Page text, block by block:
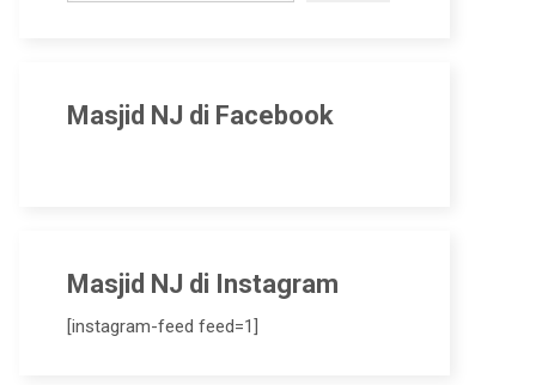
Masjid NJ di Facebook
Masjid NJ di Instagram
[instagram-feed feed=1]